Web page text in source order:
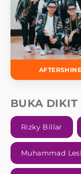
AFTERSHINE
BUKA DIKIT
Rizky Billar
Muhammad